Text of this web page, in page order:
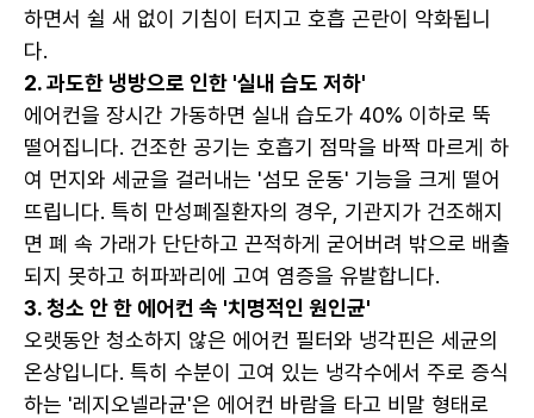
하면서 쉴 새 없이 기침이 터지고 호흡 곤란이 악화됩니
다.
2. 과도한 냉방으로 인한 '실내 습도 저하'
에어컨을 장시간 가동하면 실내 습도가 40% 이하로 뚝
떨어집니다. 건조한 공기는 호흡기 점막을 바짝 마르게 하
여 먼지와 세균을 걸러내는 '섬모 운동' 기능을 크게 떨어
뜨립니다. 특히 만성폐질환자의 경우, 기관지가 건조해지
면 폐 속 가래가 단단하고 끈적하게 굳어버려 밖으로 배출
되지 못하고 허파꽈리에 고여 염증을 유발합니다.
3. 청소 안 한 에어컨 속 '치명적인 원인균'
오랫동안 청소하지 않은 에어컨 필터와 냉각핀은 세균의
온상입니다. 특히 수분이 고여 있는 냉각수에서 주로 증식
하는 '레지오넬라균'은 에어컨 바람을 타고 비말 형태로